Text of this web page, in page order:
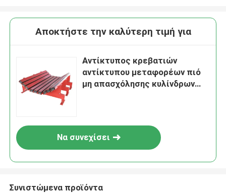
Αποκτήστε την καλύτερη τιμή για
Αντίκτυπος κρεβατιών
αντίκτυπου μεταφορέων πιό
μη απασχόλησης κυλίνδρων
Να συνεχίσει
Συνιστώμενα προϊόντα